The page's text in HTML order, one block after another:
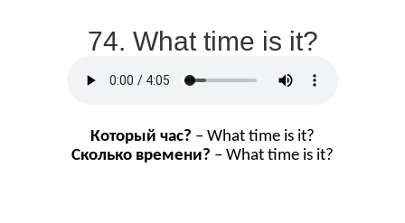
74. What time is it?
Который час? – What time is it?
Сколько времени? – What time is it?